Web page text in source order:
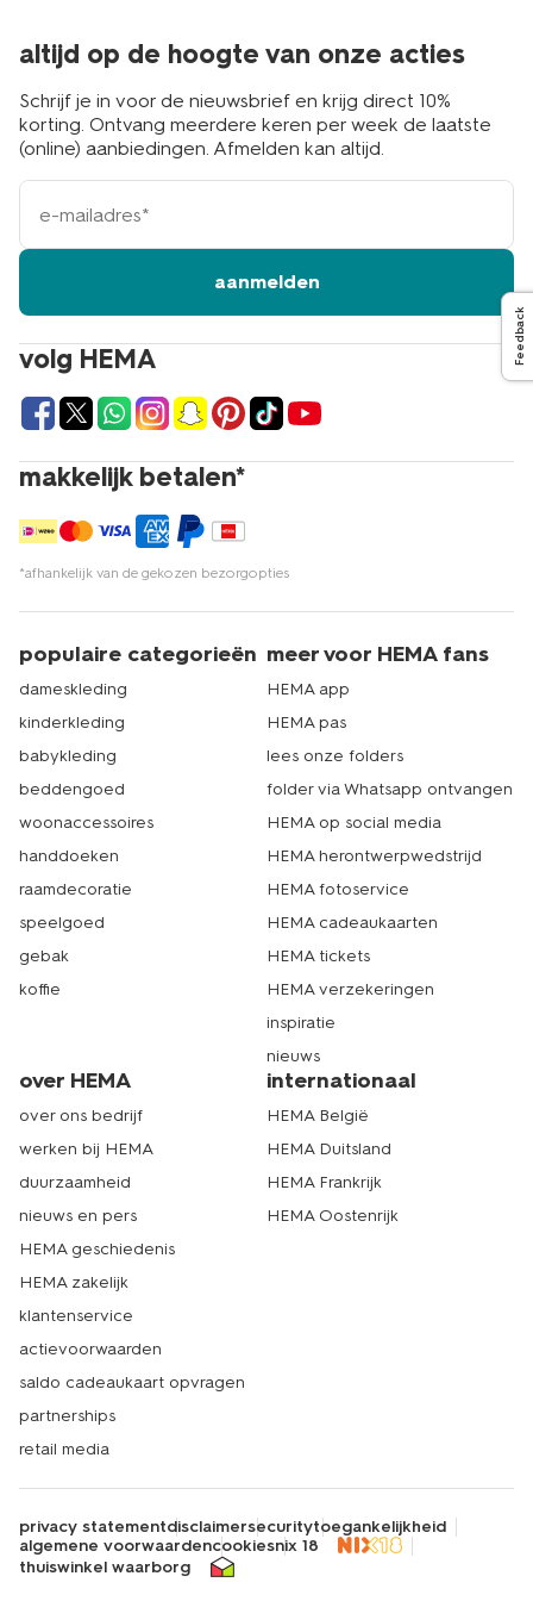
volg HEMA
makkelijk betalen*
*afhankelijk van de gekozen bezorgopties
altijd op de hoogte van onze acties
Schrijf je in voor de nieuwsbrief en krijg direct 10%
korting. Ontvang meerdere keren per week de laatste
(online) aanbiedingen. Afmelden kan altijd.
e-
mailadres
aanmelden
populaire categorieën
dameskleding
kinderkleding
babykleding
beddengoed
woonaccessoires
handdoeken
raamdecoratie
speelgoed
gebak
koffie
meer voor HEMA fans
HEMA app
HEMA pas
lees onze folders
folder via Whatsapp ontvangen
HEMA op social media
HEMA herontwerpwedstrijd
HEMA fotoservice
HEMA cadeaukaarten
HEMA tickets
HEMA verzekeringen
inspiratie
nieuws
over HEMA
over ons bedrijf
werken bij HEMA
duurzaamheid
nieuws en pers
HEMA geschiedenis
HEMA zakelijk
klantenservice
actievoorwaarden
saldo cadeaukaart opvragen
partnerships
retail media
internationaal
HEMA België
HEMA Duitsland
HEMA Frankrijk
HEMA Oostenrijk
privacy statementdisclaimersecuritytoegankelijkheid
algemene voorwaardencookiesnix 18
thuiswinkel waarborg
Feedback